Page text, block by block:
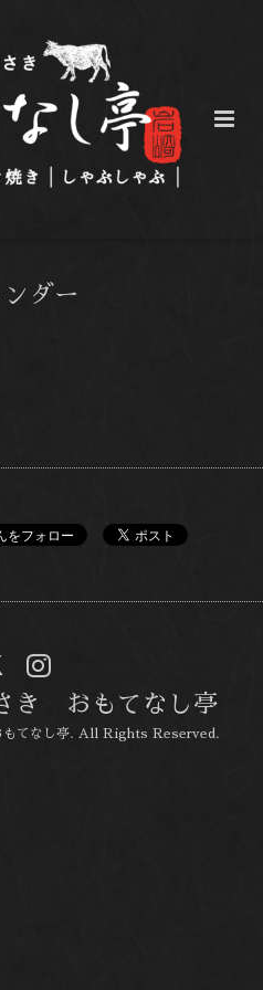
ダー
き おもてなし亭
てなし亭. All Rights Reserved.